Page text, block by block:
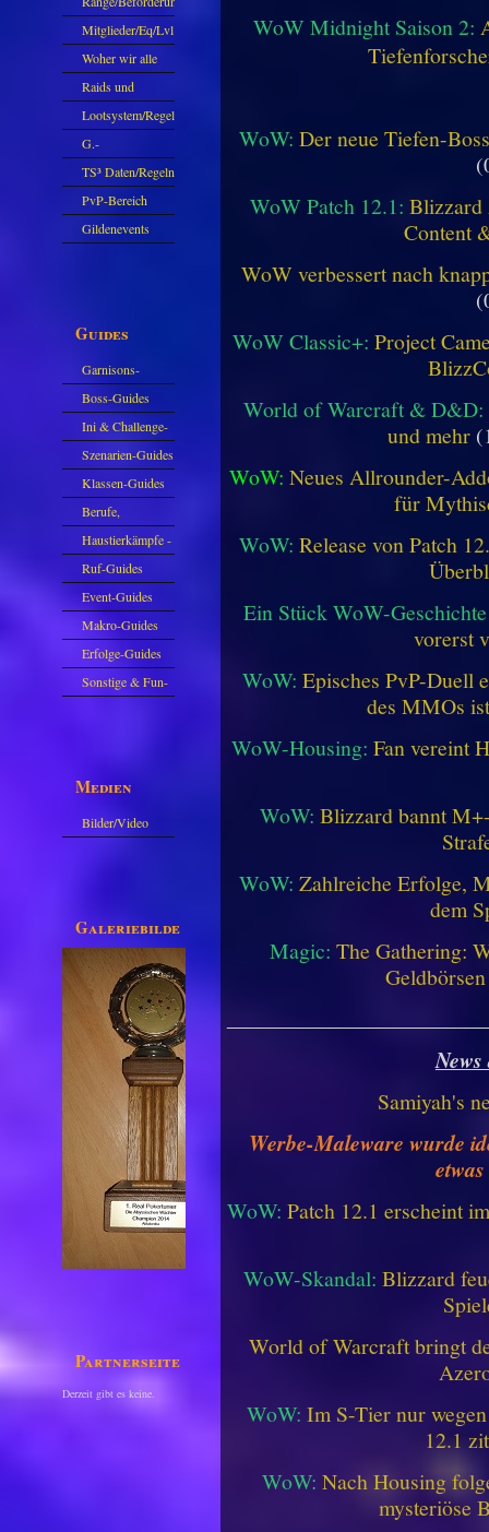
Mitglieder/Eq/Lvl
Woher wir alle
kommen.
Raids und
Zubehör
Lootsystem/Regeln
G.-
Sparkasse/Goldleihen
TS³ Daten/Regeln
PvP-Bereich
Gildenevents
Guides
Garnisons-
Guides
Boss-Guides
Ini & Challenge-
Guides
Szenarien-Guides
Klassen-Guides
Berufe,
Farmkarten und
Haustiere
Haustierkämpfe -
Guide
Ruf-Guides
Event-Guides
Makro-Guides
Erfolge-Guides
Sonstige & Fun-
Medien
Bilder/Video
Galeriebilder
Partnerseiten
Derzeit gibt es keine.
WoW Midnight Saison 2:
WoW: Der neue Tiefen-
WoW Patch 12.1: Blizzard
Content
WoW verbessert nach
WoW Classic+: Project
World of Warcraft & D&D:
und mehr
WoW: Neues Allrounder-
für
WoW: Release von Patch
Ein Stück WoW-
vorerst
WoW: Episches PvP-Duell
des MMOs
WoW-Housing: Fan vereint
WoW: Blizzard bannt
WoW: Zahlreiche Erfolge,
dem
Magic: The Gathering:
Samiyah's
Werbe-Maleware wurde
WoW: Patch 12.1 erscheint
WoW-Skandal: Blizzard
World of Warcraft bringt
WoW: Im S-Tier nur
12.1
WoW: Nach Housing
mysteriöse